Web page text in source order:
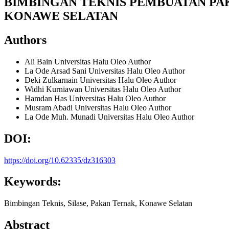
KONAWE SELATAN
Authors
Ali Bain Universitas Halu Oleo Author
La Ode Arsad Sani Universitas Halu Oleo Author
Deki Zulkarnain Universitas Halu Oleo Author
Widhi Kurniawan Universitas Halu Oleo Author
Hamdan Has Universitas Halu Oleo Author
Musram Abadi Universitas Halu Oleo Author
La Ode Muh. Munadi Universitas Halu Oleo Author
DOI:
https://doi.org/10.62335/dz316303
Keywords:
Bimbingan Teknis, Silase, Pakan Ternak, Konawe Selatan
Abstract